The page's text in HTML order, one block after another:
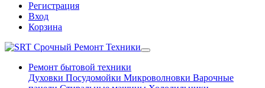
Регистрация
Вход
Корзина
Срочный Ремонт Техники
Ремонт бытовой техники
Духовки Посудомойки Микроволновки Варочные